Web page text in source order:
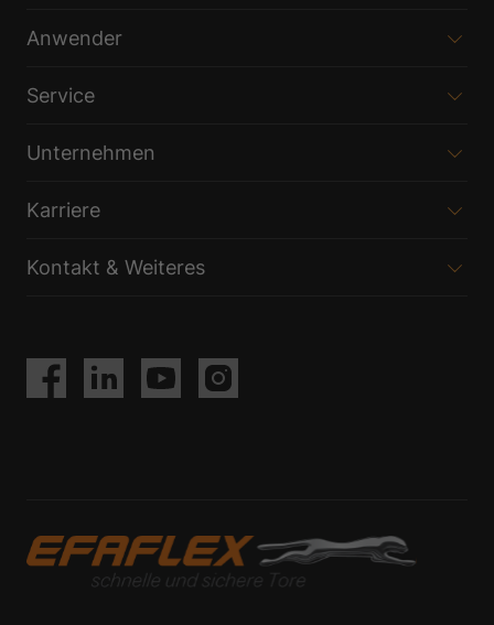
Anwender
Service
Unternehmen
Karriere
Kontakt & Weiteres